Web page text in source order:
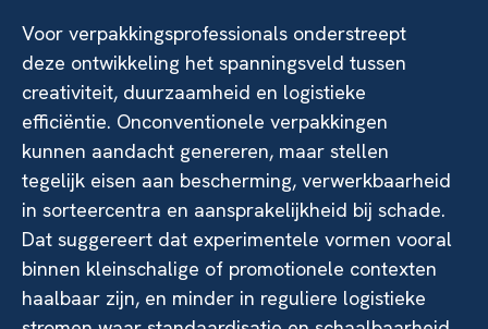
Voor verpakkingsprofessionals onderstreept
deze ontwikkeling het spanningsveld tussen
creativiteit, duurzaamheid en logistieke
efficiëntie. Onconventionele verpakkingen
kunnen aandacht genereren, maar stellen
tegelijk eisen aan bescherming, verwerkbaarheid
in sorteercentra en aansprakelijkheid bij schade.
Dat suggereert dat experimentele vormen vooral
binnen kleinschalige of promotionele contexten
haalbaar zijn, en minder in reguliere logistieke